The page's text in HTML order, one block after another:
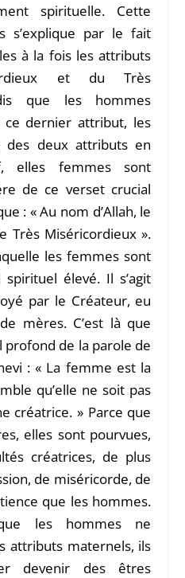
spirituelle. Cette
s’explique par le fait
à la fois les attributs
et du Très
que les hommes
dernier attribut, les
des deux attributs en
elles femmes sont
de ce verset crucial
: « Au nom d’Allah, le
Très Miséricordieux ».
les femmes sont
élevé. Il s’agit
par le Créateur, eu
mères. C’est là que
de la parole de
: « La femme est la
qu’elle ne soit pas
créatrice. » Parce que
elles sont pourvues,
créatrices, de plus
de miséricorde, de
que les hommes.
les hommes ne
attributs maternels, ils
devenir des êtres